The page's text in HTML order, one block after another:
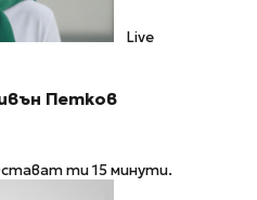
Live
Петков
ти 15 минути.